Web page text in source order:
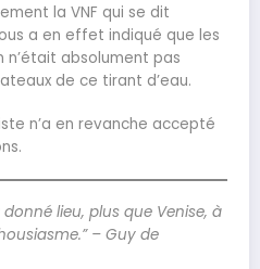
la VNF qui se dit
a en effet indiqué que les
n’était absolument pas
de ce tirant d’eau.
n’a en revanche accepté
lieu, plus que Venise, à
– Guy de